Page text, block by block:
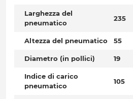
Larghezza del
pneumatico
235
Altezza del pneumatico 55
Diametro (in pollici) 19
Indice di carico
pneumatico
105